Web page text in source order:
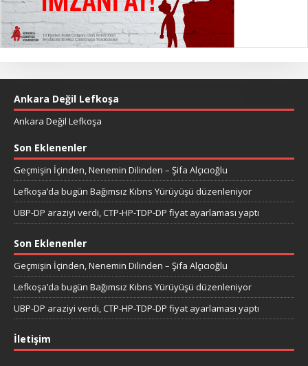
Ankara Değil Lefkoşa
Ankara Değil Lefkoşa
Son Eklenenler
Geçmişin İçinden, Nenemin Dilinden – Şifa Alçıcıoğlu
Lefkoşa’da bugün Bağımsız Kıbrıs Yürüyüşü düzenleniyor
UBP-DP araziyi verdi, CTP-HP-TDP-DP fiyat ayarlaması yaptı
Son Eklenenler
Geçmişin İçinden, Nenemin Dilinden – Şifa Alçıcıoğlu
Lefkoşa’da bugün Bağımsız Kıbrıs Yürüyüşü düzenleniyor
UBP-DP araziyi verdi, CTP-HP-TDP-DP fiyat ayarlaması yaptı
İletişim